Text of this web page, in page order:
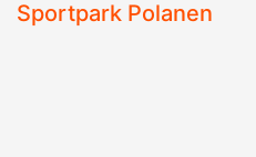
Sportpark Polanen